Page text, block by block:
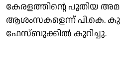
കേരളത്തിൻ്റെ പുതിയ
ആശംസകളെന്ന് പി.കെ.
ഫേസ്ബുക്കിൽ കുറിച്ചു.